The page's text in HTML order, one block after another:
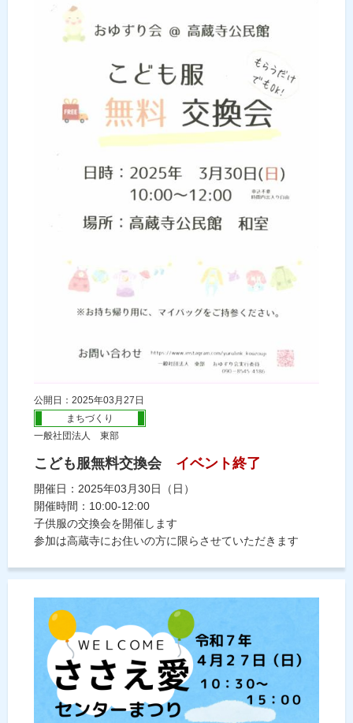
公開日：2025年03月27日
まちづくり
一般社団法人 東部
こども服無料交換会 イベント終了
開催日：2025年03月30日（日）
開催時間：10:00-12:00
子供服の交換会を開催します
参加は高蔵寺にお住いの方に限らさせていただきます